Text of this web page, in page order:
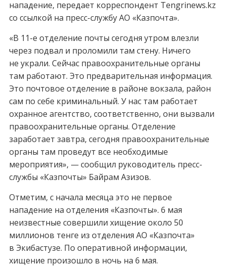
нападение, передает корреспондент Tengrinews.kz
со ссылкой на пресс-службу АО «Казпочта».
«В 11-е отделение почты сегодня утром влезли
через подвал и проломили там стену. Ничего
не украли. Сейчас правоохранительные органы
там работают. Это предварительная информация.
Это почтовое отделение в районе вокзала, район
сам по себе криминальный. У нас там работает
охранное агентство, соответственно, они вызвали
правоохранительные органы. Отделение
заработает завтра, сегодня правоохранительные
органы там проведут все необходимые
мероприятия», — сообщил руководитель пресс-
службы «Казпочты» Байрам Азизов.
Отметим, с начала месяца это не первое
нападение на отделения «Казпочты». 6 мая
неизвестные совершили хищение около 50
миллионов тенге из отделения АО «Казпочта»
в Экибастузе. По оперативной информации,
хищение произошло в ночь на 6 мая.